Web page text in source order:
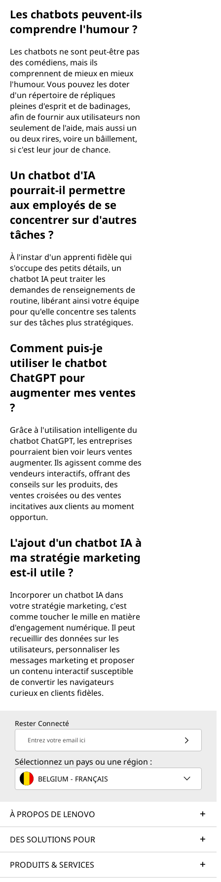
Les chatbots peuvent-ils
comprendre l'humour ?
Les chatbots ne sont peut-être pas
des comédiens, mais ils
comprennent de mieux en mieux
l'humour. Vous pouvez les doter
d'un répertoire de répliques
pleines d'esprit et de badinages,
afin de fournir aux utilisateurs non
seulement de l'aide, mais aussi un
ou deux rires, voire un bâillement,
si c'est leur jour de chance.
Un chatbot d'IA
pourrait-il permettre
aux employés de se
concentrer sur d'autres
tâches ?
À l'instar d'un apprenti fidèle qui
s'occupe des petits détails, un
chatbot IA peut traiter les
demandes de renseignements de
routine, libérant ainsi votre équipe
pour qu'elle concentre ses talents
sur des tâches plus stratégiques.
Comment puis-je
utiliser le chatbot
ChatGPT pour
augmenter mes ventes
?
Grâce à l'utilisation intelligente du
chatbot ChatGPT, les entreprises
pourraient bien voir leurs ventes
augmenter. Ils agissent comme des
vendeurs interactifs, offrant des
conseils sur les produits, des
ventes croisées ou des ventes
incitatives aux clients au moment
opportun.
L'ajout d'un chatbot IA à
ma stratégie marketing
est-il utile ?
Incorporer un chatbot IA dans
votre stratégie marketing, c'est
comme toucher le mille en matière
d'engagement numérique. Il peut
recueillir des données sur les
utilisateurs, personnaliser les
messages marketing et proposer
un contenu interactif susceptible
de convertir les navigateurs
curieux en clients fidèles.
Rester Connecté
Entrez votre email ici
Sélectionnez un pays ou une région :
BELGIUM - FRANÇAIS
À PROPOS DE LENOVO
DES SOLUTIONS POUR
PRODUITS & SERVICES